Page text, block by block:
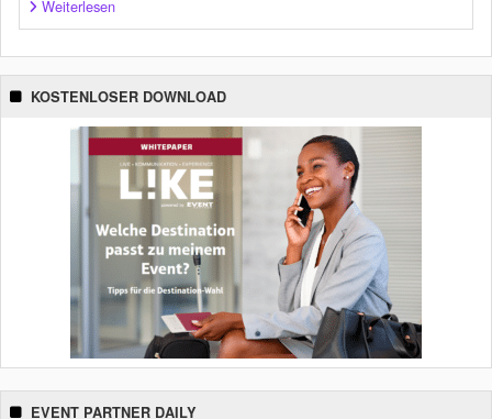
Weiterlesen
KOSTENLOSER DOWNLOAD
EVENT PARTNER DAILY